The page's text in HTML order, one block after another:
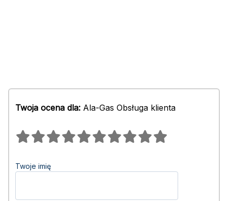
Twoja ocena dla: Ala-Gas Obsługa klienta
Twoje imię